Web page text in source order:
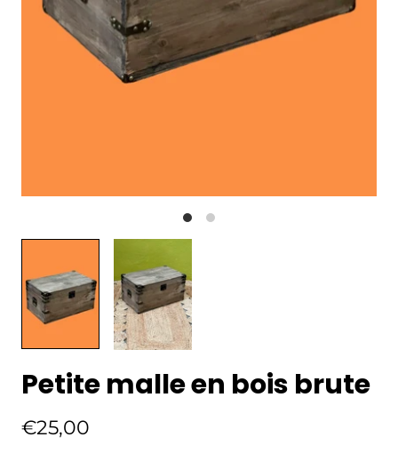
Petite malle en bois brute
€25,00